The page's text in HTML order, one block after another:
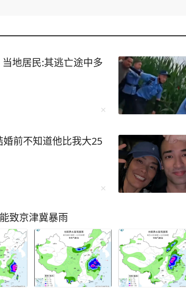
地居民:其逃亡途中多
前不知道他比我大25
致京津冀暴雨